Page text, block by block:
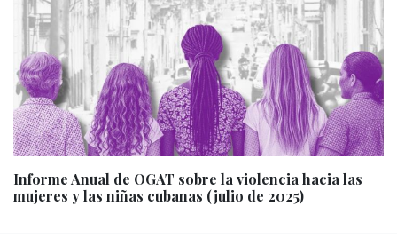
Informe Anual de OGAT sobre la violencia hacia las
mujeres y las niñas cubanas (julio de 2025)